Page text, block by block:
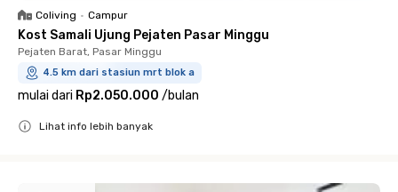
Coliving • Campur
Kost Samali Ujung Pejaten Pasar Minggu
Pejaten Barat, Pasar Minggu
4.5 km dari stasiun mrt blok a
mulai dari Rp2.050.000 /bulan
Lihat info lebih banyak